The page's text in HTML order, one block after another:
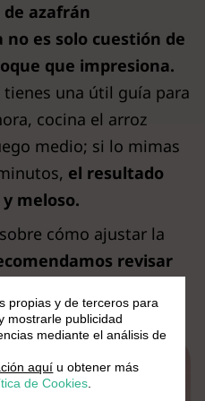
de azafrán
es solo cuestión de
que impresiona.
tienes una útil guía para
cocina el arroz
medio; si lo mimas
el resultado
meloso.
cómo ajustar la
revisar
la proporción de
propias y de terceros para
mostrarle publicidad
mediante el análisis de
aquí u obtener más
de Cookies